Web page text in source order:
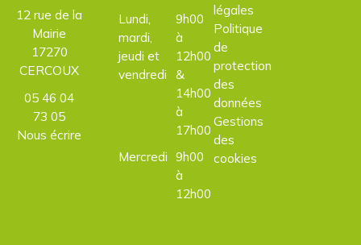
12 rue de la
Mairie
17270
CERCOUX
05 46 04
73 05
Nous écrire
Lundi,
mardi,
jeudi et
vendredi
9h00
à
12h00
&
14h00
à
17h00
Mercredi 9h00
à
12h00
légales
Politique
de
protection
des
données
Gestions
des
cookies